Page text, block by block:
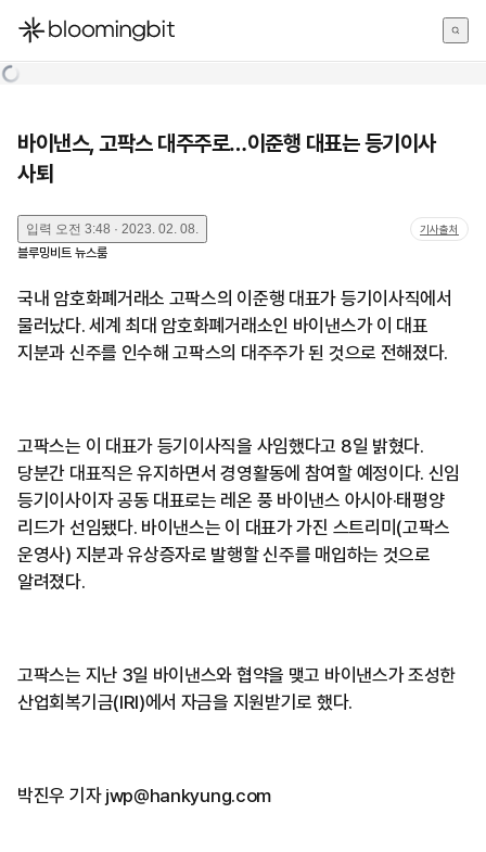
한국어
바이낸스, 고팍스 대주주로…이준행 대표는 등기이사
사퇴
입력 오전 3:48 · 2023. 02. 08. 기사출처
블루밍비트 뉴스룸
국내 암호화폐거래소 고팍스의 이준행 대표가 등기이사직에서
물러났다. 세계 최대 암호화폐거래소인 바이낸스가 이 대표
지분과 신주를 인수해 고팍스의 대주주가 된 것으로 전해졌다.
고팍스는 이 대표가 등기이사직을 사임했다고 8일 밝혔다.
당분간 대표직은 유지하면서 경영활동에 참여할 예정이다. 신임
등기이사이자 공동 대표로는 레온 풍 바이낸스 아시아·태평양
리드가 선임됐다. 바이낸스는 이 대표가 가진 스트리미(고팍스
운영사) 지분과 유상증자로 발행할 신주를 매입하는 것으로
알려졌다.
고팍스는 지난 3일 바이낸스와 협약을 맺고 바이낸스가 조성한
산업회복기금(IRI)에서 자금을 지원받기로 했다.
박진우 기자 jwp@hankyung.com